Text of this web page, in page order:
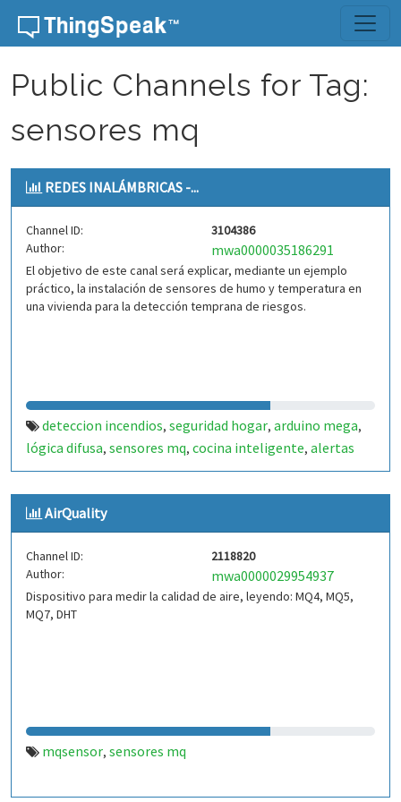
Skip to content
Public Channels for Tag:
sensores mq
REDES INALÁMBRICAS -...
Channel ID:
3104386
Author:
mwa0000035186291
El objetivo de este canal será explicar, mediante un ejemplo
práctico, la instalación de sensores de humo y temperatura en
una vivienda para la detección temprana de riesgos.
deteccion incendios, seguridad hogar, arduino mega,
lógica difusa, sensores mq, cocina inteligente, alertas
tempranas,monóxido carbono,gas lp
AirQuality
Channel ID:
2118820
Author:
mwa0000029954937
Dispositivo para medir la calidad de aire, leyendo: MQ4, MQ5,
MQ7, DHT
mqsensor, sensores mq